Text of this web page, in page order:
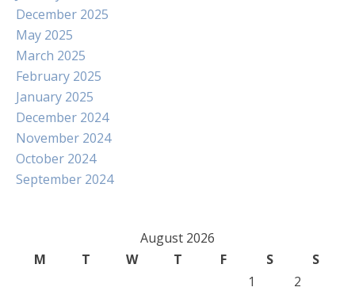
December 2025
May 2025
March 2025
February 2025
January 2025
December 2024
November 2024
October 2024
September 2024
August 2026
M
T W T F S
S
1
2